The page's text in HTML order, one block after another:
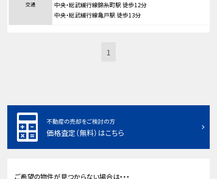
交通
中央・総武緩行線錦糸町駅 徒歩12分
中央・総武緩行線亀戸駅 徒歩13分
1
不動産の売却をご検討の方
価格査定（無料）はこちら
ご希望の物件が見つからない場合は・・・